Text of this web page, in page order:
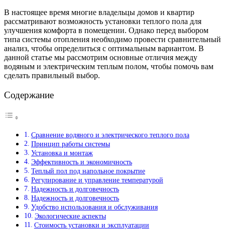
В настоящее время многие владельцы домов и квартир
рассматривают возможность установки теплого пола для
улучшения комфорта в помещении. Однако перед выбором
типа системы отопления необходимо провести сравнительный
анализ, чтобы определиться с оптимальным вариантом. В
данной статье мы рассмотрим основные отличия между
водяным и электрическим теплым полом, чтобы помочь вам
сделать правильный выбор.
Содержание
Сравнение водяного и электрического теплого пола
Принцип работы системы
Установка и монтаж
Эффективность и экономичность
Теплый пол под напольное покрытие
Регулирование и управление температурой
Надежность и долговечность
Надежность и долговечность
Удобство использования и обслуживания
Экологические аспекты
Стоимость установки и эксплуатации